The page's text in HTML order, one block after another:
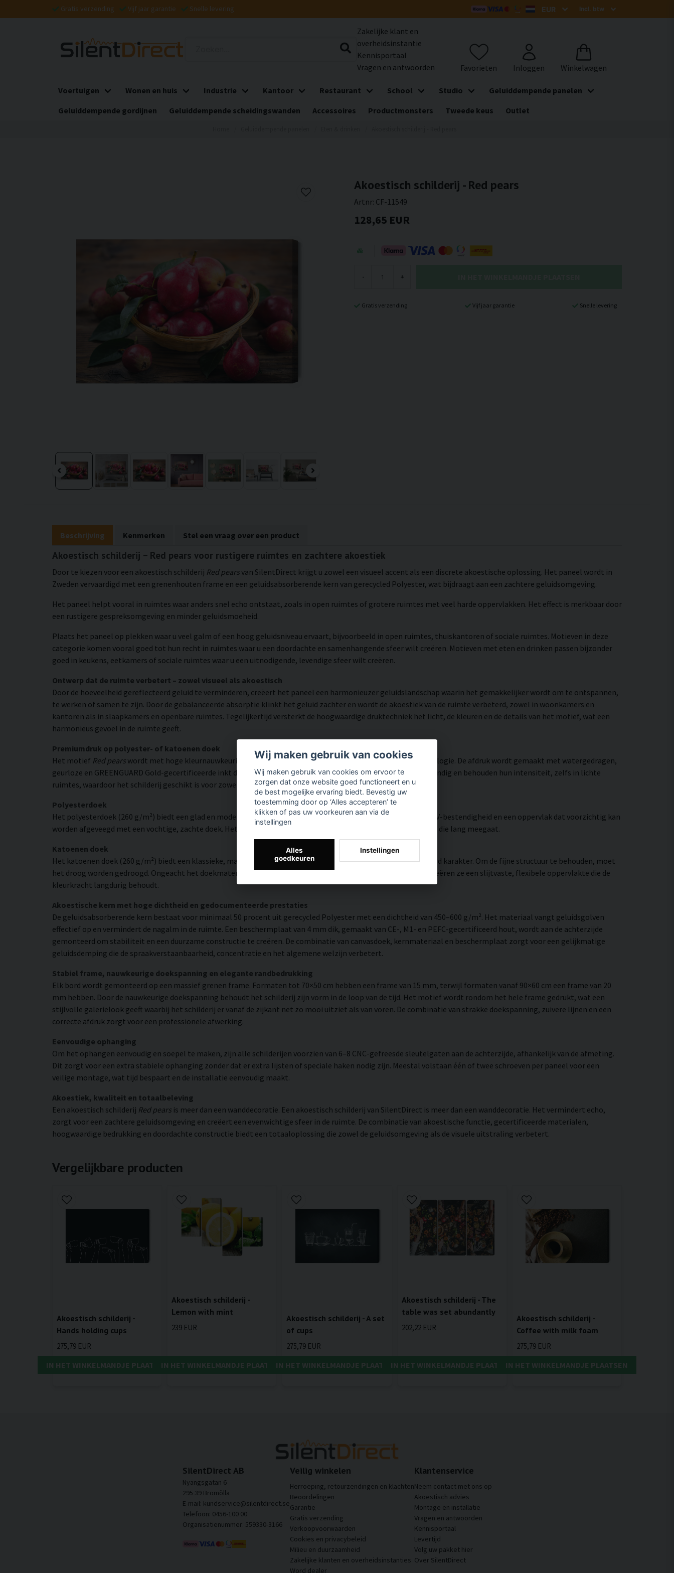
Gratis verzending Vijf jaar garantie Snelle levering
Zakelijke klant en
overheidsinstantie
Kennisportaal
Vragen en antwoorden
Voertuigen Wonen en huis Industrie Kantoor Restaurant School Studio
Geluiddempende panelen
Geluiddempende gordijnen
Geluiddempende scheidingswanden Accessoires Productmonsters Tweede keus Outlet
Akoestisch schilderij - Red pears
Artnr: CF-11549
128,65 EUR
- +
Gratis verzending Vijf jaar garantie Snelle levering
Beschrijving Kenmerken Stel een vraag over een product
Akoestisch schilderij – Red pears voor rustigere ruimtes en zachtere akoestiek
Door te kiezen voor een akoestisch schilderij Red pearsvan SilentDirect krijgt u zowel een visueel accent als een discrete akoestische oplossing. Het paneel wordt in
Zweden vervaardigd met een grenenhouten frame en een geluidsabsorberende kern van gerecycled Polyester, wat bijdraagt aan een zachtere geluidsomgeving.
Het paneel helpt vooral in ruimtes waar anders snel echo ontstaat, zoals in open ruimtes of grotere ruimtes met veel harde oppervlakken. Het effect is merkbaar door
een rustigere gespreksomgeving en minder geluidsmoeheid.
Plaats het paneel op plekken waar u veel galm of een hoog geluidsniveau ervaart, bijvoorbeeld in open ruimtes, thuiskantoren of sociale ruimtes. Motieven in deze
categorie komen vooral goed tot hun recht in ruimtes waar u een doordachte en samenhangende sfeer wilt creëren. Motieven met eten en drinken passen bijzonder
goed in keukens, eetkamers of sociale ruimtes waar u een uitnodigende, levendige sfeer wilt creëren.
Ontwerp dat de ruimte verbetert – zowel visueel als akoestisch
Door de hoeveelheid gereflecteerd geluid te verminderen, creëert het paneel een harmonieuzer geluidslandschap waarin het gemakkelijker wordt om te ontspannen,
te werken of samen te zijn. Door de gebalanceerde absorptie klinkt het geluid zachter en wordt de akoestiek van de ruimte verbeterd, zowel in woonkamers en
kantoren als in slaapkamers en openbare ruimtes. Tegelijkertijd versterkt de hoogwaardige druktechniek het licht, de kleuren en de details van het motief, wat een
harmonieus gevoel in de ruimte geeft.
Premiumdruk op polyester- of katoenen doek
Het motief Red pears wordt met hoge kleurnauwkeurigheid en veel detail weergegeven dankzij HP Latex-technologie. De afdruk wordt gemaakt met watergedragen,
geurloze en GREENGUARD Gold-gecertificeerde inkt die een resolutie tot 300 DPI biedt. De kleuren zijn UV-bestendig en behouden hun intensiteit, zelfs in lichte
ruimtes, waardoor het schilderij geschikt is voor zowel thuis als in openbare omgevingen.
Polyesterdoek
Het polyesterdoek (260 g/m²) biedt een glad en modern oppervlak met hoge kleurnauwkeurigheid, zeer goede UV-bestendigheid en een oppervlak dat voorzichtig kan
worden afgeveegd met een vochtige, zachte doek. Het resultaat is een moderne, heldere en kleurrijke uitstraling die lang meegaat.
Katoenen doek
Het katoenen doek (260 g/m²) biedt een klassieke, matte textuur met natuurlijke warmte en een handgeschilderd karakter. Om de fijne structuur te behouden, moet
het droog worden gedroogd. Ongeacht het doekmateriaal versmelten de HP Latex-inkten met het weefsel en creëren ze een slijtvaste, flexibele oppervlakte die de
kleurkracht langdurig behoudt.
Akoestische kern met hoge dichtheid en gedocumenteerde prestaties
De geluidsabsorberende kern bestaat voor minimaal 50 procent uit gerecycled Polyester met een dichtheid van 450–600 g/m². Het materiaal vangt geluidsgolven
effectief op en vermindert de nagalm in de ruimte. Een beschermplaat van 4 mm dik, gemaakt van CE-, M1- en PEFC-gecertificeerd hout, wordt aan de achterzijde
gemonteerd om stabiliteit en een duurzame constructie te creëren. De combinatie van canvasdoek, kernmateriaal en beschermplaat zorgt voor een gelijkmatige
geluidsdemping die de spraakverstaanbaarheid, concentratie en het algemene welzijn verbetert.
Stabiel frame, nauwkeurige doekspanning en elegante randbedrukking
Elk bord wordt gemonteerd op een massief grenen frame. Formaten tot 70×50 cm hebben een frame van 15 mm, terwijl formaten vanaf 90×60 cm een frame van 20
mm hebben. Door de nauwkeurige doekspanning behoudt het schilderij zijn vorm in de loop van de tijd. Het motief wordt rondom het hele frame gedrukt, wat een
stijlvolle galerielook geeft waarbij het schilderij er vanaf de zijkant net zo mooi uitziet als van voren. De combinatie van strakke doekspanning, zuivere lijnen en een
correcte afdruk zorgt voor een professionele afwerking.
Eenvoudige ophanging
Om het ophangen eenvoudig en soepel te maken, zijn alle schilderijen voorzien van 6–8 CNC-gefreesde sleutelgaten aan de achterzijde, afhankelijk van de afmeting.
Dit zorgt voor een extra stabiele ophanging zonder dat er extra lijsten of speciale haken nodig zijn. Meestal volstaan één of twee schroeven per paneel voor een
veilige montage, wat tijd bespaart en de installatie eenvoudig maakt.
Akoestiek, kwaliteit en totaalbeleving
Een akoestisch schilderij Red pears is meer dan een wanddecoratie. Een akoestisch schilderij van SilentDirect is meer dan een wanddecoratie. Het vermindert echo,
zorgt voor een zachtere geluidsomgeving en creëert een evenwichtige sfeer in de ruimte. De combinatie van akoestische functie, gecertificeerde materialen,
hoogwaardige bedrukking en doordachte constructie biedt een totaaloplossing die zowel de geluidsomgeving als de visuele uitstraling verbetert.
Vergelijkbare producten
Akoestisch schilderij -
Hands holding cups
275,79 EUR
IN HET WINKELMANDJE PLAATSEN
Akoestisch schilderij -
Lemon with mint
239 EUR
IN HET WINKELMANDJE PLAATSEN
Akoestisch schilderij - A set
of cups
275,79 EUR
IN HET WINKELMANDJE PLAATSEN
Akoestisch schilderij - The
table was set abundantly
202,22 EUR
IN HET WINKELMANDJE PLAATSEN
Akoestisch schilderij -
Coffee with milk foam
275,79 EUR
IN HET WINKELMANDJE PLAATSEN
SilentDirect AB
Nyängsgatan 6
295 39 Bromölla
E-mail: kundservice@silentdirect.se
Telefoon: 0456-100 00
Organisatienummer: 559330-3166
Veilig winkelen
Herroeping, retourzendingen en klachten
Beoordelingen
Garantie
Gratis verzending
Verkoopvoorwaarden
Cookies en privacybeleid
Milieu en duurzaamheid
Zakelijke klanten en overheidsinstanties
Word dealer
Klantenservice
Neem contact met ons op
Akoestisch advies
Montage en installatie
Vragen en antwoorden
Kennisportaal
Levertijd
Volg uw pakket hier
Over SilentDirect
Wij maken gebruik van cookies
Wij maken gebruik van cookies om ervoor te
zorgen dat onze website goed functioneert en u
de best mogelijke ervaring biedt. Bevestig uw
toestemming door op ‘Alles accepteren’ te
klikken of pas uw voorkeuren aan via de
instellingen
Alles
goedkeuren
Instellingen